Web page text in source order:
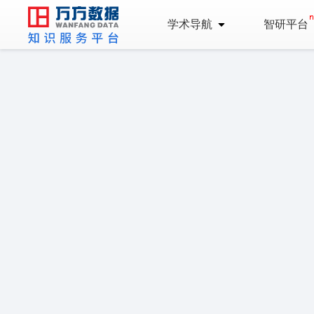
学术导航 智研平台